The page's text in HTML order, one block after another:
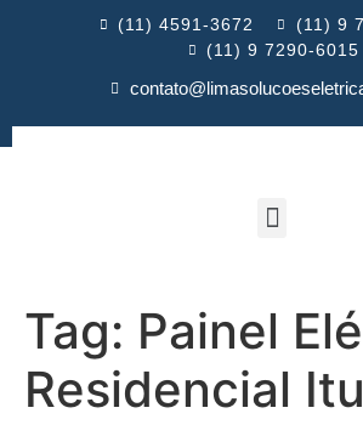
(11) 4591-3672
(11) 9
(11) 9 7290-6015
Tag: Painel
Residencial